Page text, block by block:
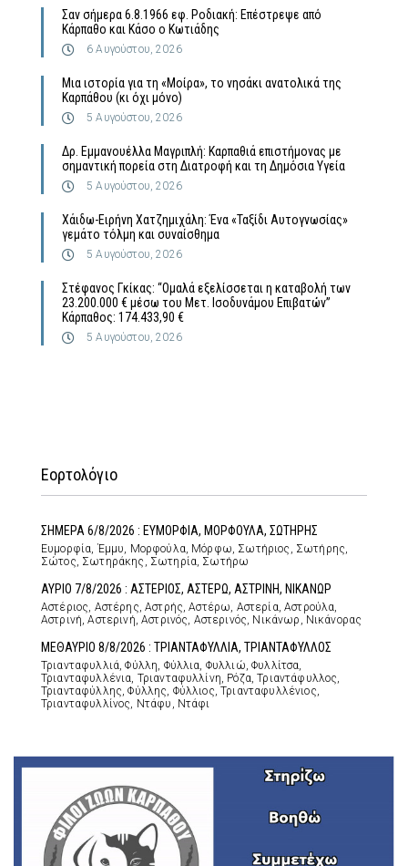
Σαν σήμερα 6.8.1966 εφ. Ροδιακή: Επέστρεψε από
Κάρπαθο και Κάσο ο Κωτιάδης
6 Αυγούστου, 2026
Μια ιστορία για τη «Μοίρα», το νησάκι ανατολικά της
Καρπάθου (κι όχι μόνο)
5 Αυγούστου, 2026
Δρ. Εμμανουέλλα Μαγριπλή: Καρπαθιά επιστήμονας με
σημαντική πορεία στη Διατροφή και τη Δημόσια Υγεία
5 Αυγούστου, 2026
Χάιδω-Ειρήνη Χατζημιχάλη: Ένα «Ταξίδι Αυτογνωσίας»
γεμάτο τόλμη και συναίσθημα
5 Αυγούστου, 2026
Στέφανος Γκίκας: “Ομαλά εξελίσσεται η καταβολή των
23.200.000 € μέσω του Μετ. Ισοδυνάμου Επιβατών”
Κάρπαθος: 174.433,90 €
5 Αυγούστου, 2026
Εορτολόγιο
ΣΗΜΕΡΑ 6/8/2026 : ΕΥΜΟΡΦΙΑ, ΜΟΡΦΟΥΛΑ, ΣΩΤΗΡΗΣ
Ευμορφία, Έμμυ, Μορφούλα, Μόρφω, Σωτήριος, Σωτήρης,
Σώτος, Σωτηράκης, Σωτηρία, Σωτήρω
ΑΥΡΙΟ 7/8/2026 : ΑΣΤΕΡΙΟΣ, ΑΣΤΕΡΩ, ΑΣΤΡΙΝΗ, ΝΙΚΑΝΩΡ
Αστέριος, Αστέρης, Αστρής, Αστέρω, Αστερία, Αστρούλα,
Αστρινή, Αστερινή, Αστρινός, Αστερινός, Νικάνωρ, Νικάνορας
ΜΕΘΑΥΡΙΟ 8/8/2026 : ΤΡΙΑΝΤΑΦΥΛΛΙΑ, ΤΡΙΑΝΤΑΦΥΛΛΟΣ
Τριανταφυλλιά, Φύλλη, Φύλλια, Φυλλιώ, Φυλλίτσα,
Τριανταφυλλένια, Τριανταφυλλίνη, Ρόζα, Τριαντάφυλλος,
Τριανταφύλλης, Φύλλης, Φύλλιος, Τριανταφυλλένιος,
Τριανταφυλλίνος, Ντάφυ, Ντάφι